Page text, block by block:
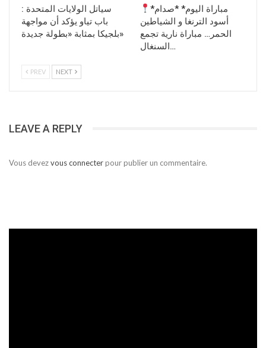
سياتل الولايات المتحدة :
باب تياو يؤكد أن مواجهة
بلجيكا بمثابة «بطولة جديدة»
*مباراة اليوم* *صدام
أسود الترنغا و الشياطين
الحمر… مباراة نارية تجمع
السنغال…
PREV NEXT
LEAVE A REPLY
Vous devezvous connecterpour publier un commentaire.